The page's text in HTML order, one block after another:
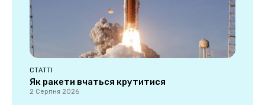
СТАТТІ
Як ракети вчаться крутитися
2 Серпня 2026